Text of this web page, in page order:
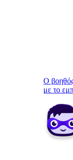
Ο βοηθός
με το